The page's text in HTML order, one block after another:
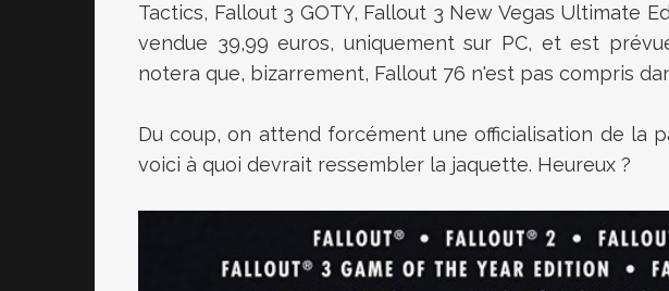
Tactics, Fallout 3 GOTY, Fallout 3 New Vegas Ultimate
vendue 39,99 euros, uniquement sur PC, et est
notera que, bizarrement, Fallout 76 n'est pas compris
Du coup, on attend forcément une officialisation de la
voici à quoi devrait ressembler la jaquette. Heureux ?